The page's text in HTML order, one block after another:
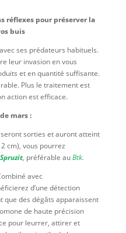
réflexes pour préserver la
buis
ses prédateurs habituels.
leur invasion en vous
et en quantité suffisante.
Plus le traitement est
action est efficace.
mars :
sorties et auront atteint
cm), vous pourrez
Spruzit, préférable auBtk.
avec
d’une détection
que des dégâts apparaissent
de haute précision
pour leurrer, attirer et